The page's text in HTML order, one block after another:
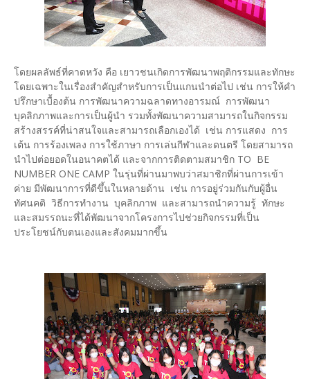
โดยผลลัพธ์ที่คาดหวัง คือ เยาวชนเกิดการพัฒนาพฤติกรรมและทักษะ
โดยเฉพาะในเรื่องสำคัญสำหรับการเป็นแกนนำต่อไป เช่น การให้คำ
ปรึกษาเบื้องต้น การพัฒนาความฉลาดทางอารมณ์ การพัฒนา
บุคลิกภาพและการเป็นผู้นำ รวมทั้งพัฒนาความสามารถในกิจกรรม
สร้างสรรค์ที่น่าสนใจและสามารถเลือกเองได้ เช่น การแสดง การ
เต้น การร้องเพลง การใช้ภาษา การเล่นกีฬาและดนตรี โดยสามารถ
นำไปต่อยอดในอนาคตได้ และจากการติดตามสมาชิก TO BE
NUMBER ONE CAMP ในรุ่นที่ผ่านมาพบว่าสมาชิกที่ผ่านการเข้า
ค่าย มีพัฒนาการที่ดีขึ้นในหลายด้าน เช่น การอยู่ร่วมกันกับผู้อื่น
ทัศนคติ วิธีการทำงาน บุคลิกภาพ และสามารถนำความรู้ ทักษะ
และสมรรถนะที่ได้พัฒนาจากโครงการไปช่วยกิจกรรมที่เป็น
ประโยชน์กับตนเองและสังคมมากขึ้น